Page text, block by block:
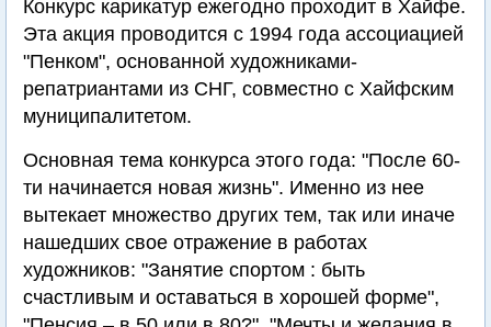
Конкурс карикатур ежегодно проходит в Хайфе.
Эта акция проводится с 1994 года ассоциацией
"Пенком", основанной художниками-
репатриантами из СНГ, совместно с Хайфским
муниципалитетом.
Основная тема конкурса этого года: "После 60-
ти начинается новая жизнь". Именно из нее
вытекает множество других тем, так или иначе
нашедших свое отражение в работах
художников: "Занятие спортом : быть
счастливым и оставаться в хорошей форме",